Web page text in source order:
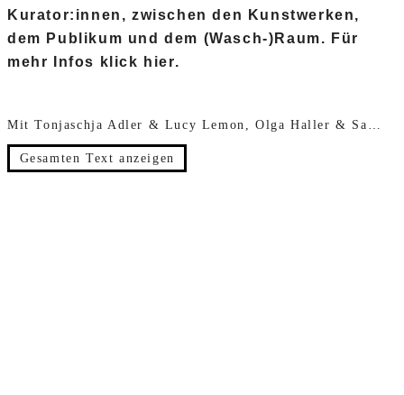
Kurator:innen, zwischen den Kunstwerken,
dem Publikum und dem (Wasch-)Raum. Für
mehr Infos klick hier.